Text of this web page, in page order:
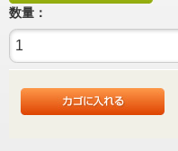
数量：